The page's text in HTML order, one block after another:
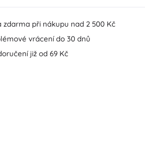
zdarma při nákupu nad 2 500 Kč
vrácení do 30 dnů
již od 69 Kč